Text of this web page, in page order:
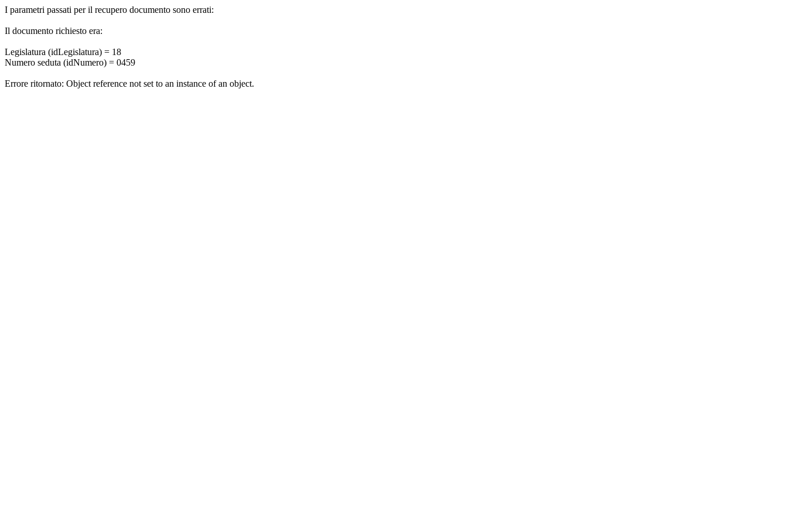
I parametri passati per il recupero documento sono errati:
Il documento richiesto era:
Legislatura (idLegislatura) = 18
Numero seduta (idNumero) = 0459
Errore ritornato: Object reference not set to an instance of an object.